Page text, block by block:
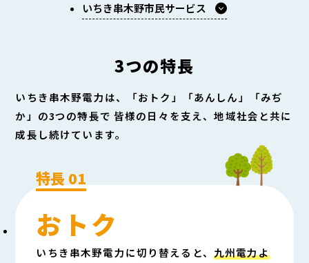
いちき串木野市民サービス
3つの特長
いちき串木野電力は、「おトク」「あんしん」「みぢ
か」の3つの特長で 皆様の日々を支え、地域社会と共に
成長し続けています。
おトク
いちき串木野電力に切り替えると、 九州電力よ